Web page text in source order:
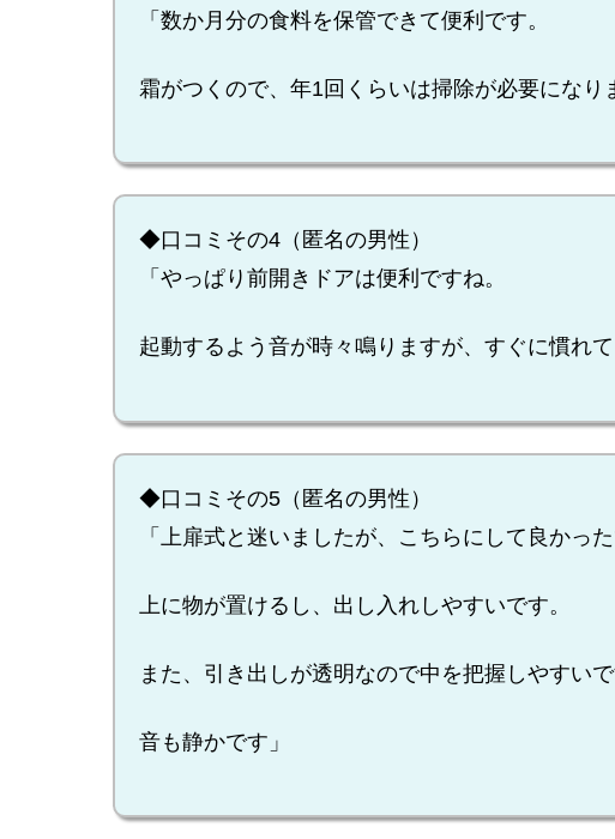
「数か月分の食料を保管できて便利です。
霜がつくので、年1回くらいは掃除が必要になり
◆口コミその4（匿名の男性）
「やっぱり前開きドアは便利ですね。
起動するよう音が時々鳴りますが、すぐに慣れ
◆口コミその5（匿名の男性）
「上扉式と迷いましたが、こちらにして良かった
上に物が置けるし、出し入れしやすいです。
また、引き出しが透明なので中を把握しやすいで
音も静かです」